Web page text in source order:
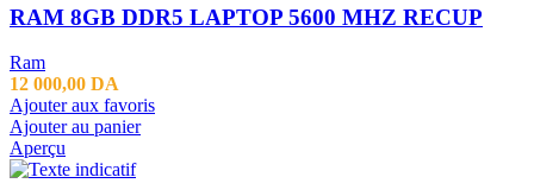
RAM 8GB DDR5 LAPTOP 5600 MHZ RECUP
Ram
12 000,00 DA
Ajouter aux favoris
Ajouter au panier
Aperçu